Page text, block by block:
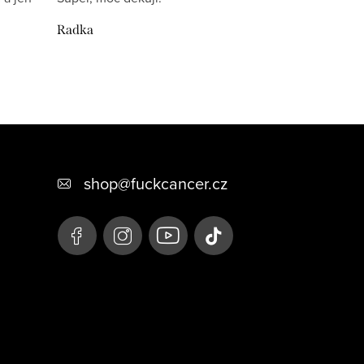
Radka
shop@fuckcancer.cz